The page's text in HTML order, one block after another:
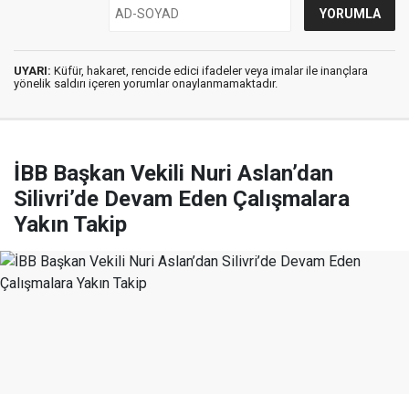
UYARI: Küfür, hakaret, rencide edici ifadeler veya imalar ile inançlara
yönelik saldırı içeren yorumlar onaylanmamaktadır.
İBB Başkan Vekili Nuri Aslan’dan
Silivri’de Devam Eden Çalışmalara
Yakın Takip